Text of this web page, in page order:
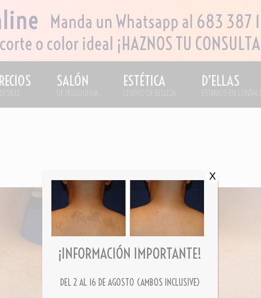
SALÓN
DE PELUQUERÍA
ESTÉTICA
CENTRO DE BELLEZA
D’ELLAS
ESTAMOS EN CONTACTO
¡INFORMACIÓN IMPORTANTE!
DEL 2 AL 16 DE AGOSTO (AMBOS INCLUSIVE)
X